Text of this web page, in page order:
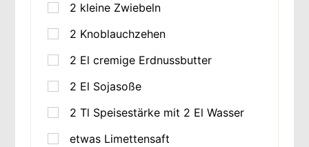
2 kleine Zwiebeln
2 Knoblauchzehen
2 El cremige Erdnussbutter
2 El Sojasoße
2 Tl Speisestärke mit 2 El Wasser
etwas Limettensaft